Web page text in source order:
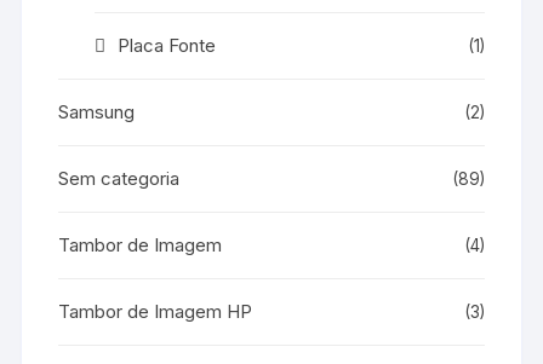
Placa Fonte (1)
Samsung (2)
Sem categoria (89)
Tambor de Imagem (4)
Tambor de Imagem HP (3)